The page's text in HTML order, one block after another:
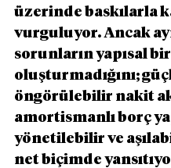
üzerinde baskılarla
vurguluyor. Ancak
sorunların yapısal
oluşturmadığını;
öngörülebilir nakit
amortismanlı borç
yönetilebilir ve
net biçimde